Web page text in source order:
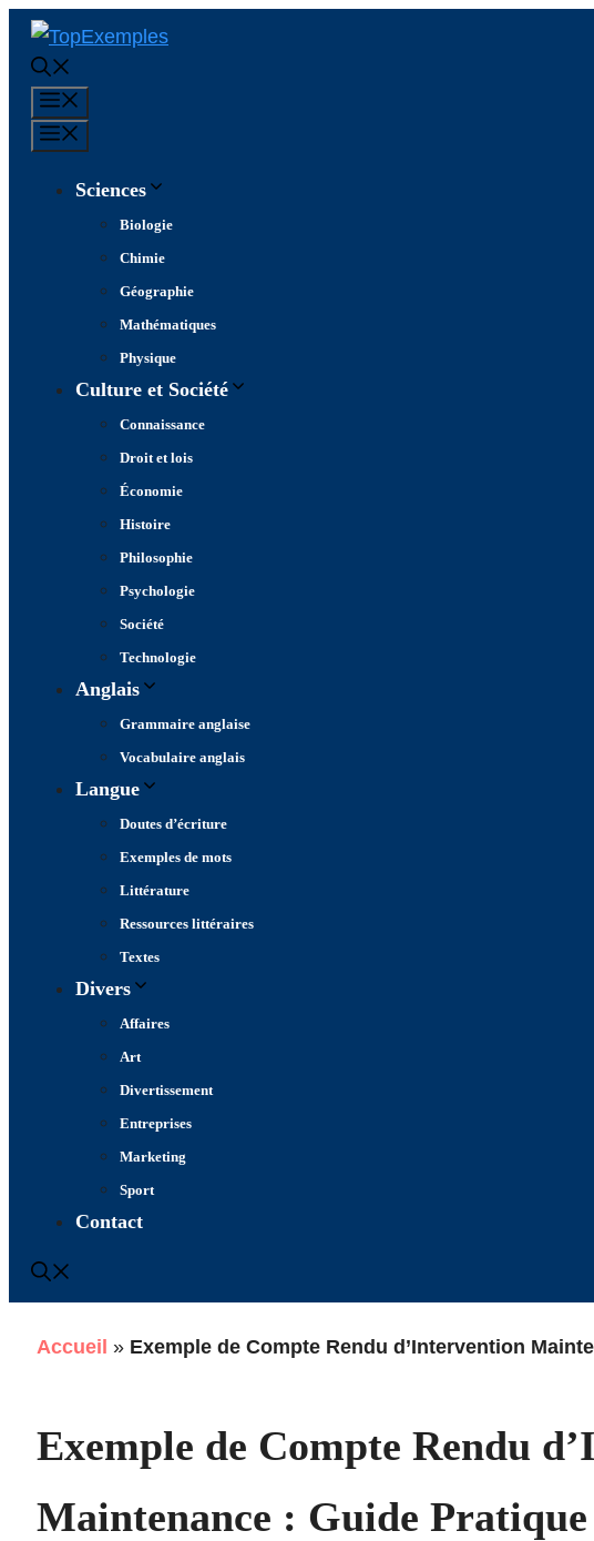
Aller
contenu
Sciences
Biologie
Chimie
Géographie
Mathématiques
Physique
Culture et Société
Connaissance
Droit et lois
Économie
Histoire
Philosophie
Psychologie
Société
Technologie
Anglais
Grammaire anglaise
Vocabulaire anglais
Langue
Doutes d’écriture
Exemples de mots
Littérature
Ressources littéraires
Textes
Divers
Affaires
Art
Divertissement
Entreprises
Marketing
Sport
Contact
Accueil » Exemple de Compte Rendu d’Intervention
Exemple de Compte Rendu
Maintenance : Guide Pratique